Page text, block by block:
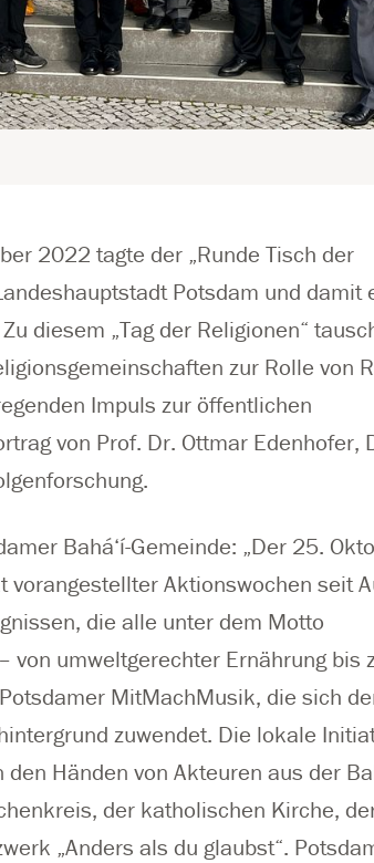
2022 tagte der „Runde Tisch der
Potsdam und damit
diesem „Tag der Religionen“
zur Rolle von
Impuls zur öffentlichen
von Prof. Dr. Ottmar Edenhofer,
Bahá‘í-Gemeinde: „Der 25.
vorangestellter Aktionswochen seit
die alle unter dem Motto
von umweltgerechter Ernährung bis
MitMachMusik, die sich
zuwendet. Die lokale
Händen von Akteuren aus der
der katholischen Kirche,
„Anders als du glaubst“.